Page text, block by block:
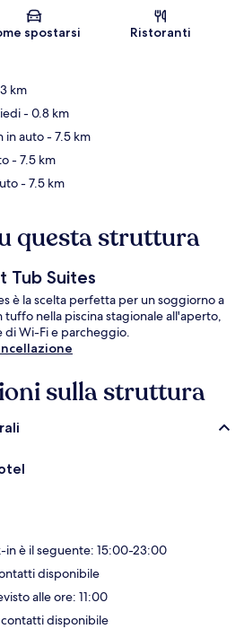
Mappa
spostarsi Ristoranti
km
- 0.8 km
in auto- 7.5 km
- 7.5 km
- 7.5 km
questa struttura
Tub Suites
è la scelta perfetta per un soggiorno a
nella piscina stagionale all'aperto,
Wi-Fi e parcheggio.
sulla struttura
in è il seguente: 15:00-23:00
disponibile
alle ore: 11:00
disponibile